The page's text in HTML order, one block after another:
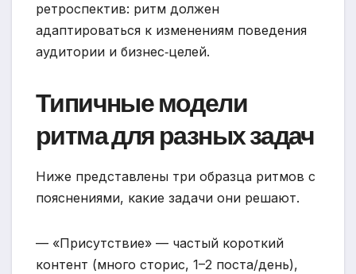
ретроспектив: ритм должен
адаптироваться к изменениям поведения
аудитории и бизнес‑целей.
Типичные модели
ритма для разных задач
Ниже представлены три образца ритмов с
пояснениями, какие задачи они решают.
— «Присутствие» — частый короткий
контент (много сторис, 1–2 поста/день),